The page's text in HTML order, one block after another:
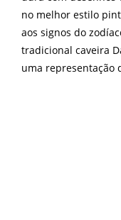
no melhor estilo
aos signos do
tradicional caveira
uma representação